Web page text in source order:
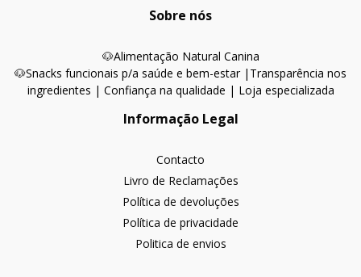
Sobre nós
🐶Alimentação Natural Canina
🐶Snacks funcionais p/a saúde e bem-estar | Transparência nos
ingredientes | Confiança na qualidade | Loja especializada
Informação Legal
Contacto
Livro de Reclamações
Política de devoluções
Política de privacidade
Politica de envios